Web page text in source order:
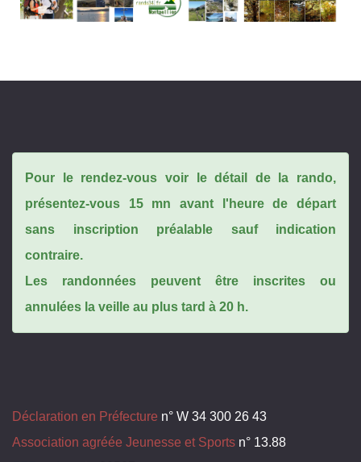
Pour le rendez-vous voir le détail de la rando,
présentez-vous 15 mn avant l'heure de départ
sans inscription préalable sauf indication
contraire.
Les randonnées peuvent être inscrites ou
annulées la veille au plus tard à 20 h.
Déclaration en Préfecture n° W 34 300 26 43
Association agréée Jeunesse et Sports n° 13.88